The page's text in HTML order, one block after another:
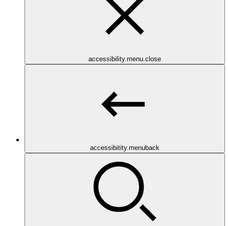
accessibility.menu.close
accessibitity.menuback